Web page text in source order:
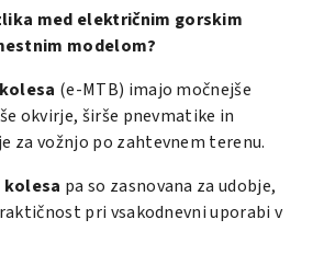
med električnim gorskim
modelom?
(e-MTB) imajo močnejše
okvirje, širše pnevmatike in
za vožnjo po zahtevnem terenu.
pa so zasnovana za udobje,
pri vsakodnevni uporabi v